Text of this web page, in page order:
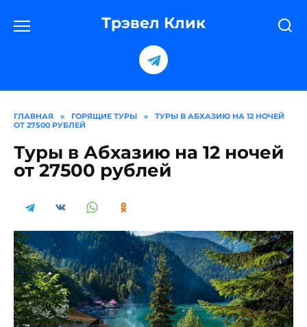
содержанию
Трэвел Клик
ГЛАВНАЯ » ГОРЯЩИЕ ТУРЫ »
ТУРЫ В АБХАЗИЮ НА 12 НОЧЕЙ
ОТ 27500 РУБЛЕЙ
Туры в Абхазию на 12 ночей
от 27500 рублей